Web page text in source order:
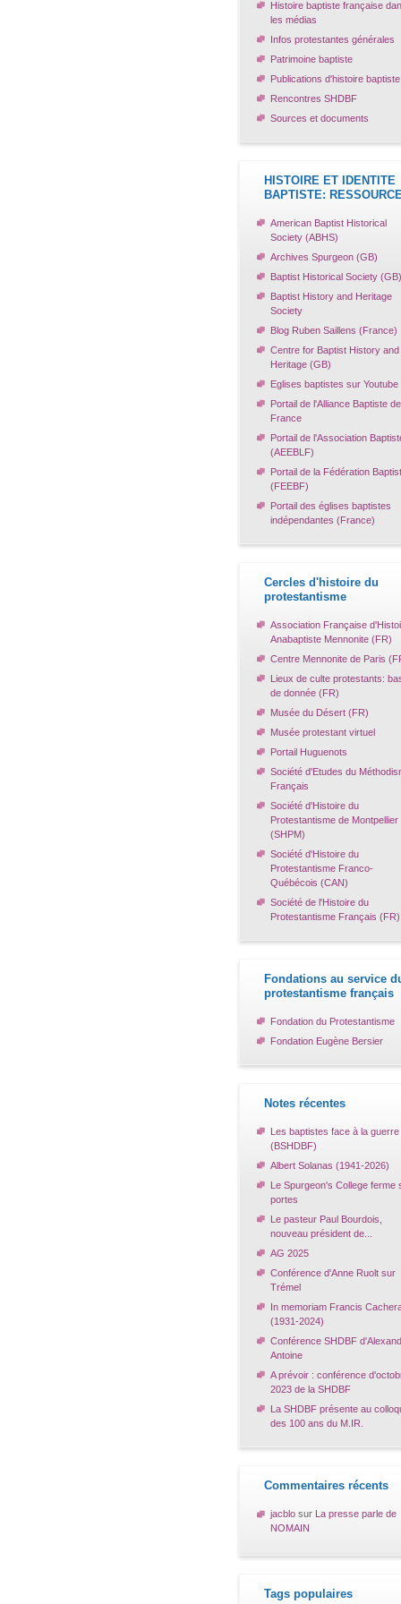
Histoire baptiste française
les médias
Infos protestantes générales
Patrimoine baptiste
Publications d'histoire baptiste
Rencontres SHDBF
Sources et documents
HISTOIRE ET IDENTITE
BAPTISTE:
American Baptist Historical
Society (ABHS)
Archives Spurgeon (GB)
Baptist Historical Society (GB)
Baptist History and Heritage
Society
Blog Ruben Saillens (France)
Centre for Baptist History and
Heritage (GB)
Eglises baptistes sur Youtube
Portail de l'Alliance Baptiste de
France
Portail de l'Association
(AEEBLF)
Portail de la Fédération
(FEEBF)
Portail des églises baptistes
indépendantes (France)
Cercles d'histoire du
protestantisme
Association Française
Anabaptiste Mennonite (FR)
Centre Mennonite de Paris
Lieux de culte protestants:
de donnée (FR)
Musée du Désert (FR)
Musée protestant virtuel
Portail Huguenots
Société d'Etudes du
Français
Société d'Histoire du
Protestantisme de Montpellier
(SHPM)
Société d'Histoire du
Protestantisme Franco-
Québécois (CAN)
Société de l'Histoire du
Protestantisme Français (FR)
Fondations au service
protestantisme français
Fondation du Protestantisme
Fondation Eugène Bersier
Notes récentes
Les baptistes face à la guerre
(BSHDBF)
Albert Solanas (1941-2026)
Le Spurgeon's College ferme
portes
Le pasteur Paul Bourdois,
nouveau président de...
AG 2025
Conférence d'Anne Ruolt sur
Trémel
In memoriam Francis
(1931-2024)
Conférence SHDBF
Antoine
A prévoir : conférence
2023 de la SHDBF
La SHDBF présente au
des 100 ans du M.IR.
Commentaires récents
jacblo sur La presse parle de
NOMAIN
Tags populaires